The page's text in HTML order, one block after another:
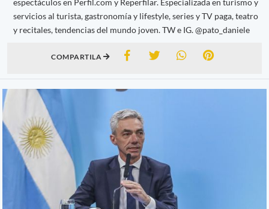
espectáculos en Perfil.com y Reperfilar. Especializada en turismo y
servicios al turista, gastronomía y lifestyle, series y TV paga, teatro
y recitales, tendencias del mundo joven. TW e IG. @pato_daniele
COMPARTILA